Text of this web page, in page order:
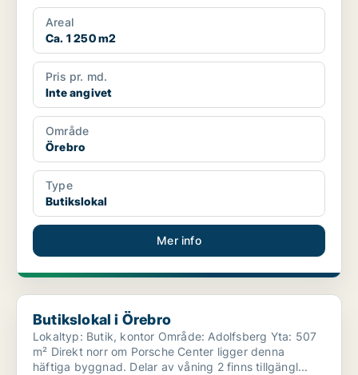
Areal
Ca. 1 250 m2
Pris pr. md.
Inte angivet
Område
Örebro
Type
Butikslokal
Mer info
Butikslokal i Örebro
Butikslokal i Örebro
Lokaltyp: Butik, kontor Område: Adolfsberg Yta: 507
m² Direkt norr om Porsche Center ligger denna
häftiga byggnad. Delar av våning 2 finns tillgängl...